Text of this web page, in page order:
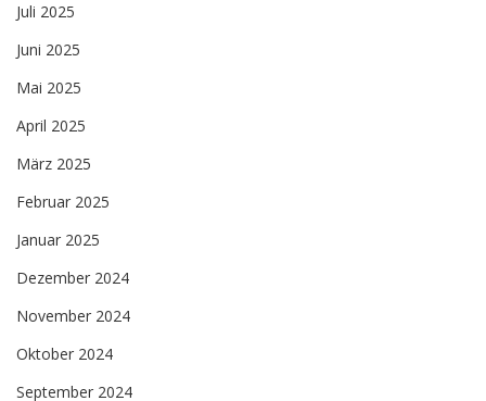
Juli 2025
Juni 2025
Mai 2025
April 2025
März 2025
Februar 2025
Januar 2025
Dezember 2024
November 2024
Oktober 2024
September 2024